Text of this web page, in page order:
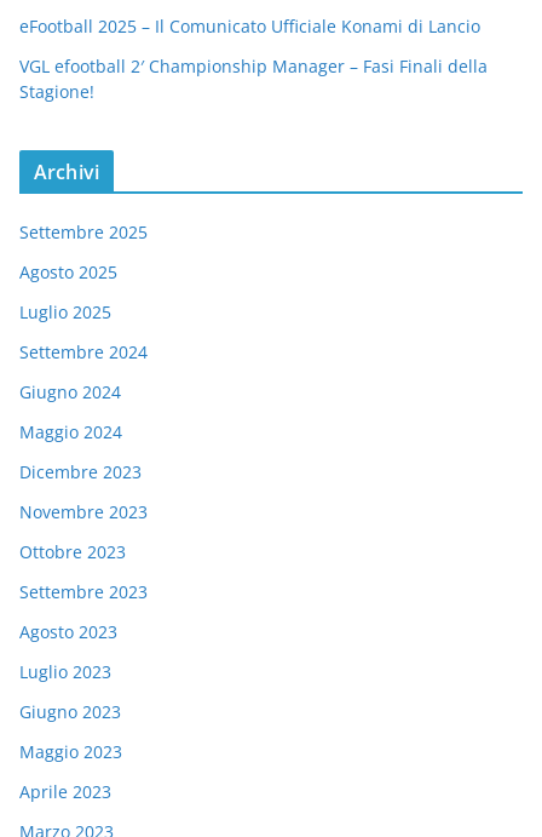
eFootball 2025 – Il Comunicato Ufficiale Konami di Lancio
VGL efootball 2′ Championship Manager – Fasi Finali della
Stagione!
Archivi
Settembre 2025
Agosto 2025
Luglio 2025
Settembre 2024
Giugno 2024
Maggio 2024
Dicembre 2023
Novembre 2023
Ottobre 2023
Settembre 2023
Agosto 2023
Luglio 2023
Giugno 2023
Maggio 2023
Aprile 2023
Marzo 2023